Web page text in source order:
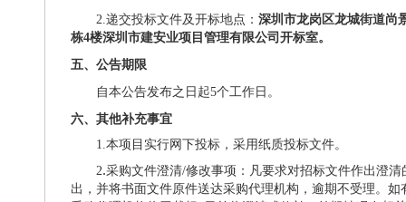
2.递交投标文件及开标地点： 深圳市龙岗区龙城街道尚
栋4楼深圳市建安业项目管理有限公司开标室。
五、公告期限
自本公告发布之日起5个工作 日。
六、 其他补充事宜
1.本项目实行网下投标，采用纸质投标文件。
2.采购文件澄清/修改事项：凡要求对招标文件作出澄
出，并将书面文件原件送达采购代理机构，逾期不受理。